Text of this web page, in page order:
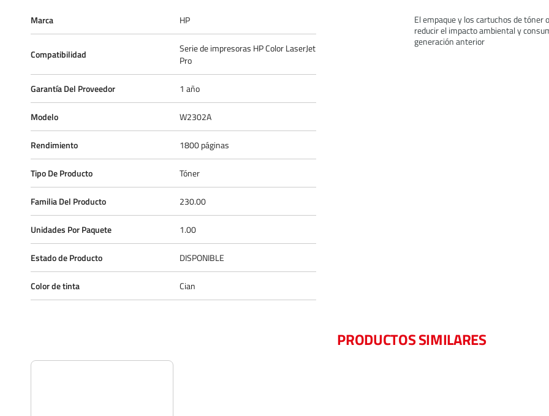
Marca HP
Compatibilidad
Serie de impresoras HP Color LaserJet
Pro
Garantía Del Proveedor 1 año
Modelo W2302A
Rendimiento 1800 páginas
Tipo De Producto Tóner
Familia Del Producto 230.00
Unidades Por Paquete 1.00
Estado de Producto DISPONIBLE
Color de tinta Cian
El empaque y los cartuchos de tóner
reducir el impacto ambiental y
generación anterior
PRODUCTOS SIMILARES